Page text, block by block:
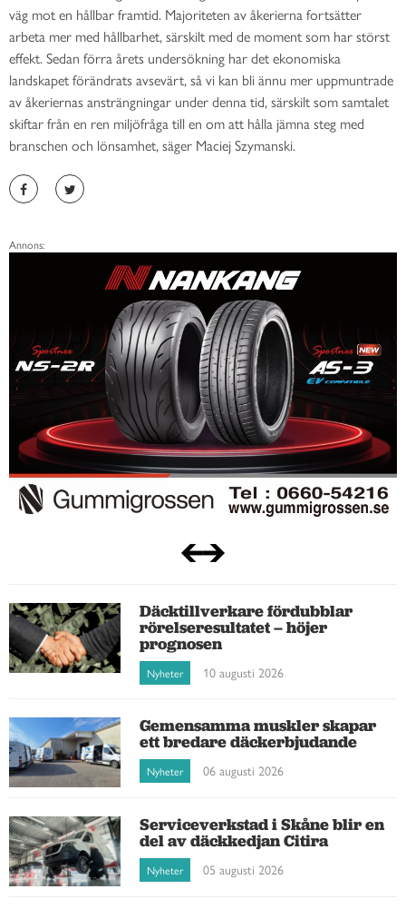
väg mot en hållbar framtid. Majoriteten av åkerierna fortsätter
arbeta mer med hållbarhet, särskilt med de moment som har störst
effekt. Sedan förra årets undersökning har det ekonomiska
landskapet förändrats avsevärt, så vi kan bli ännu mer uppmuntrade
av åkeriernas ansträngningar under denna tid, särskilt som samtalet
skiftar från en ren miljöfråga till en om att hålla jämna steg med
branschen och lönsamhet, säger Maciej Szymanski.
Annons:
Däcktillverkare fördubblar
rörelseresultatet – höjer
prognosen
Nyheter 10 augusti 2026
Gemensamma muskler skapar
ett bredare däckerbjudande
Nyheter 06 augusti 2026
Serviceverkstad i Skåne blir en
del av däckkedjan Citira
Nyheter 05 augusti 2026